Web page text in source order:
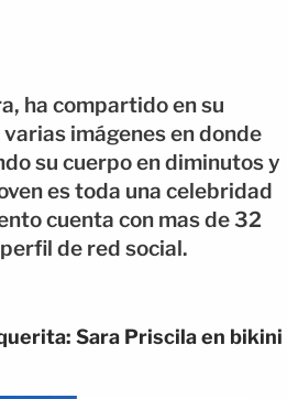
ha compartido en su
varias imágenes en donde
su cuerpo en diminutos y
es toda una celebridad
cuenta con mas de 32
de red social.
Sara Priscila en bikini